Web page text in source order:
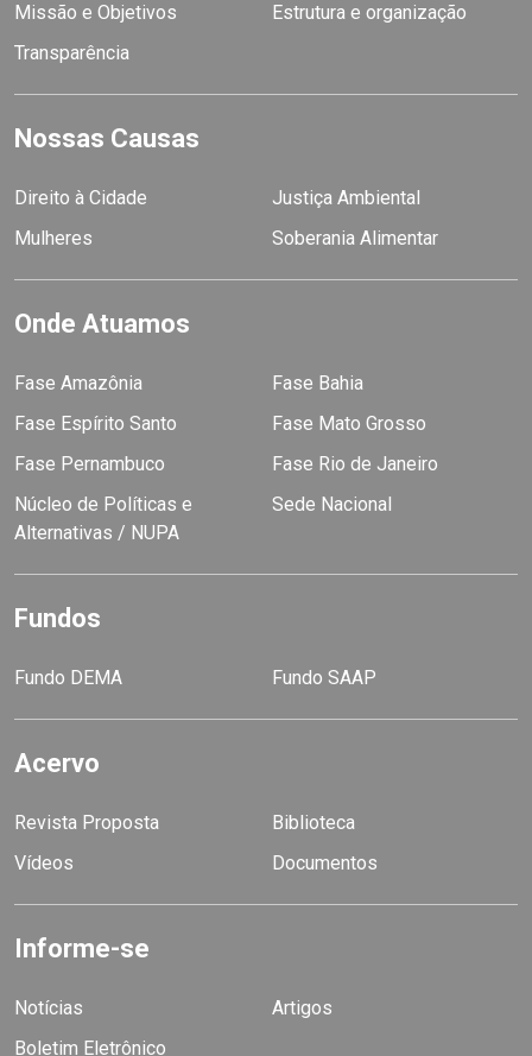
Missão e Objetivos
Estrutura e organização
Transparência
Nossas Causas
Direito à Cidade
Justiça Ambiental
Mulheres
Soberania Alimentar
Onde Atuamos
Fase Amazônia
Fase Bahia
Fase Espírito Santo
Fase Mato Grosso
Fase Pernambuco
Fase Rio de Janeiro
Núcleo de Políticas e
Alternativas / NUPA
Sede Nacional
Fundos
Fundo DEMA Fundo SAAP
Acervo
Revista Proposta
Biblioteca
Vídeos
Documentos
Informe-se
Notícias
Artigos
Boletim Eletrônico